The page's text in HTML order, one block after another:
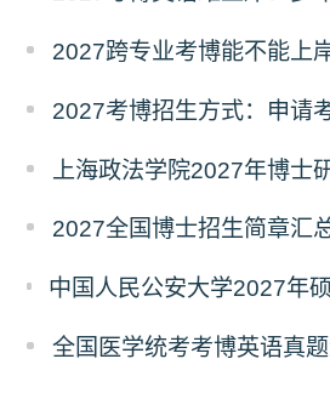
2027考博招生方式：申请
上海政法学院2027年博士
2027全国博士招生简章汇